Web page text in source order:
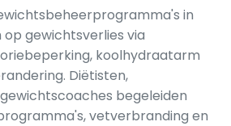
in
gewichtsverlies via
koolhydraatarm
Diëtisten,
begeleiden
vetverbranding en